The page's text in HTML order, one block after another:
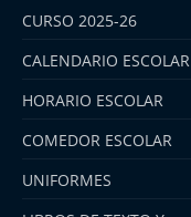
CURSO 2025-26
CALENDARIO ESCOLAR
HORARIO ESCOLAR
COMEDOR ESCOLAR
UNIFORMES